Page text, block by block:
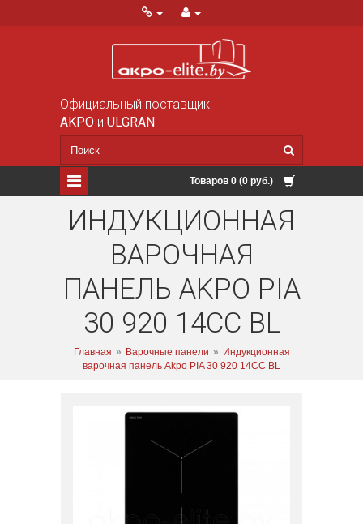
Официальный поставщик
AKPO и ULGRAN
Товаров 0 (0 руб.)
ИНДУКЦИОННАЯ
ВАРОЧНАЯ
ПАНЕЛЬ AKPO PIA
30 920 14CC BL
Главная » Варочные панели » Индукционная
варочная панель Akpo PIA 30 920 14CC BL